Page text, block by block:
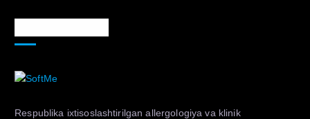
Respublika ixtisoslashtirilgan allergologiya va klinik